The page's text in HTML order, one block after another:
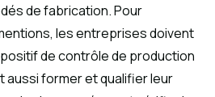
de fabrication. Pour
les entreprises doivent
de contrôle de production
aussi former et qualifier leur